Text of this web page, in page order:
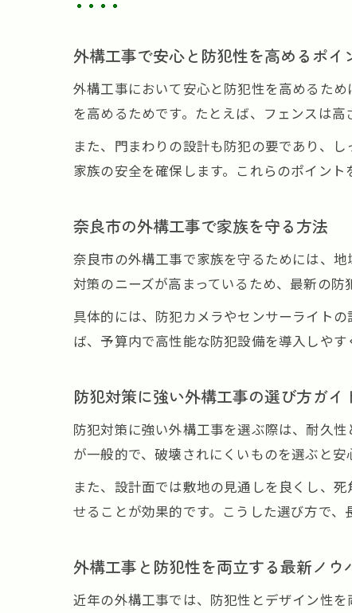
外構工事で安心と防犯性を高めるポイ
外構工事において安心と防犯性を高めるた
を高めるためです。たとえば、フェンスは
また、門まわりの設計も防犯の要であり、
家族の安全を確保します。これらのポイン
奈良市の外構工事で家族を守る方法
奈良市の外構工事で家族を守るためには、
対策のニーズが高まっているため、最新の防
具体的には、防犯カメラやセンサーライト
ば、予算内で高性能な防犯設備を導入しや
防犯対策に強い外構工事の選び方ガイ
防犯対策に強い外構工事を選ぶ際は、耐久
が一般的で、破壊されにくいものを選ぶと安
また、設計面では敷地の見通しを良くし、
せることが効果的です。こうした選び方で、
外構工事と防犯性を両立する最新ノウ
近年の外構工事では、防犯性とデザイン性